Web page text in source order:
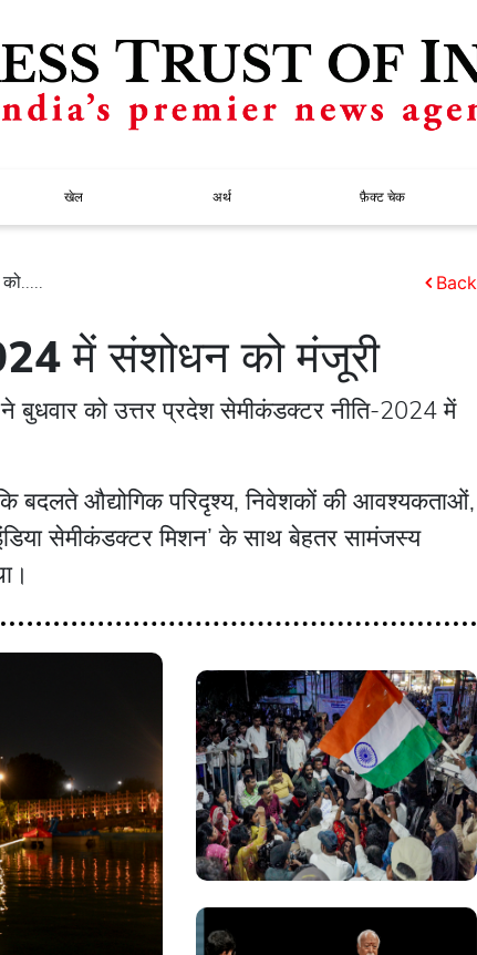
खेल अर्थ फ़ैक्ट चेक
Back
में संशोधन को मंजूरी
को उत्तर प्रदेश सेमीकंडक्टर नीति-2024 में
बदलते औद्योगिक परिदृश्य, निवेशकों की आवश्यकताओं,
सेमीकंडक्टर मिशन’ के साथ बेहतर सामंजस्य